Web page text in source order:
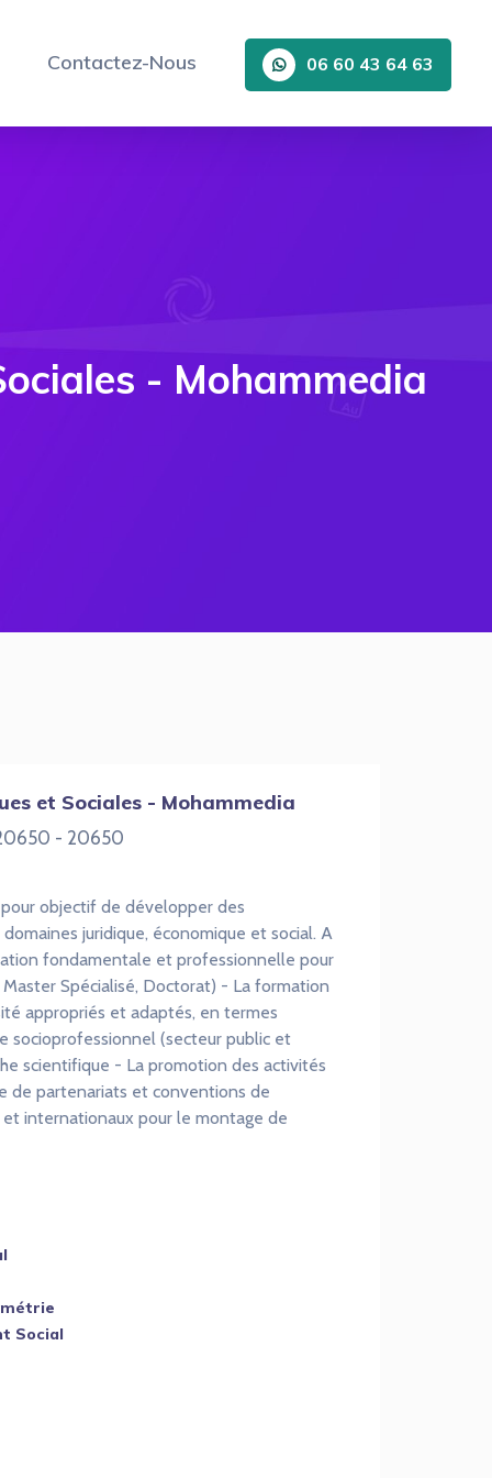
Contactez-Nous 06 60 43 64 63
- Mohammedia
et Sociales - Mohammedia
20650 - 20650
objectif de développer des
juridique, économique et social. A
fondamentale et professionnelle pour
Spécialisé, Doctorat) - La formation
appropriés et adaptés, en termes
socioprofessionnel (secteur public et
scientifique - La promotion des activités
de partenariats et conventions de
internationaux pour le montage de
Social